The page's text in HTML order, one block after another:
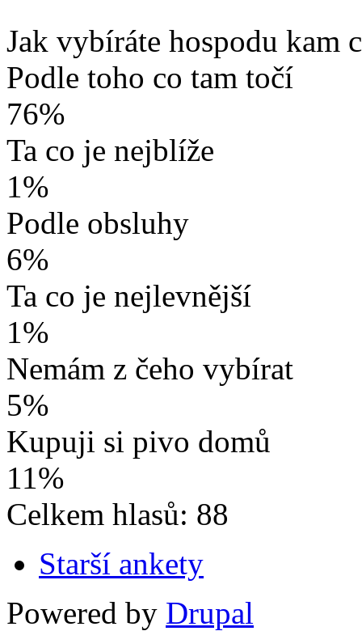
Jak vybíráte hospodu kam
Podle toho co tam točí
76%
Ta co je nejblíže
1%
Podle obsluhy
6%
Ta co je nejlevnější
1%
Nemám z čeho vybírat
5%
Kupuji si pivo domů
11%
Celkem hlasů: 88
Starší ankety
Powered by Drupal